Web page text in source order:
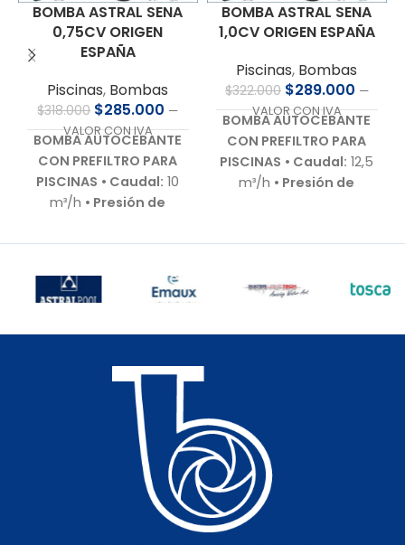
BOMBA ASTRAL SENA
0,75CV ORIGEN
ESPAÑA
Piscinas, Bombas
$318.000 $285.000 —
VALOR CON IVA
BOMBA AUTOCEBANTE
CON PREFILTRO PARA
PISCINAS • Caudal: 10
m³/h • Presión de
Motor:0,75 HP – 220 V –
Autoaspirante:
Hasta
3,0 m.c.a.
• Incluye:
hidráulico:En
polipropileno de alta
• Garantía:
Según cláusula del
• Sello
Especial AISI
316 y óxido de alúmina•
Acero
BOMBA ASTRAL SENA
1,0CV ORIGEN ESPAÑA
Piscinas, Bombas
$322.000 $289.000 —
VALOR CON IVA
BOMBA AUTOCEBANTE
CON PREFILTRO PARA
PISCINAS • Caudal: 12,5
m³/h • Presión de
Bajo nivel de ruido•
3,0 m.c.a.• Incluye:
fabricante
mecánico:
316 y óxido de alúmina
Eje del motor:
inoxidable